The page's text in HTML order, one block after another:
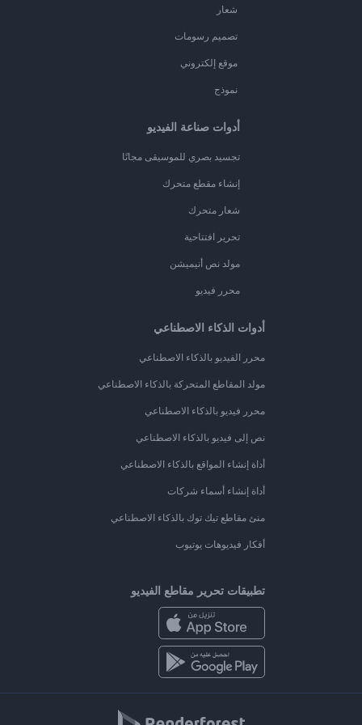
شعار
تصميم رسومات
موقع إلكتروني
نموذج
أدوات صناعة الفيديو
تجسيد بصري للموسيقى مجانًا
إنشاء مقطع متحرك
شعار متحرك
تحرير افتتاحية
مولد نص أنيميشن
محرر فيديو
أدوات الذكاء الاصطناعي
محرر الفيديو بالذكاء الاصطناعي
مولد المقاطع المتحركة بالذكاء الاصطناعي
محرر فيديو بالذكاء الاصطناعي
نص إلى فيديو بالذكاء الاصطناعي
أداة إنشاء المواقع بالذكاء الاصطناعي
أداة إنشاء أسماء شركات
منئ مقاطع تيك توك بالذكاء الاصطناعي
أفكار فيديوهات يوتيوب
تطبيقات تحرير مقاطع الفيديو